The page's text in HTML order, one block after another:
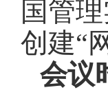
国管
创建“
会议